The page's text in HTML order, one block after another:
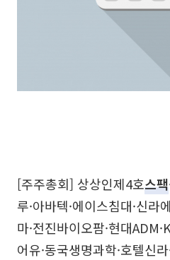
[주주총회] 상상인제4호스팩
루·아바텍·에이스침대·신라
마·전진바이오팜·현대
어유·동국생명과학·호텔신